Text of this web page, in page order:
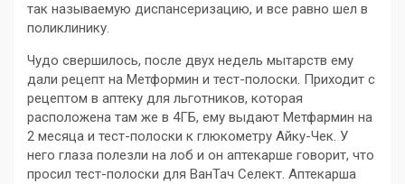
так называемую диспансеризацию, и все равно шел в
поликлинику.
Чудо свершилось, после двух недель мытарств ему
дали рецепт на Метформин и тест-полоски. Приходит с
рецептом в аптеку для льготников, которая
расположена там же в 4ГБ, ему выдают Метфармин на
2 месяца и тест-полоски к глюкометру Айку-Чек. У
него глаза полезли на лоб и он аптекарше говорит, что
просил тест-полоски для ВанТач Селект. Аптекарша